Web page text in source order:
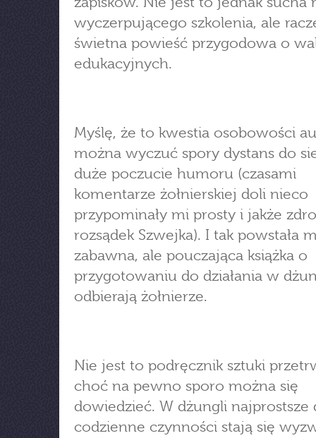
wyczerpującego szkolenia, ale
świetna powieść przygodowa o
edukacyjnych.
Myślę, że to kwestia osobowości
można wyczuć spory dystans do
duże poczucie humoru (czasami
komentarze żołnierskiej doli nieco
przypominały mi prosty i jakże
rozsądek Szwejka). I tak powstała
zabawna, ale pouczająca książka o
przygotowaniu do działania w
odbierają żołnierze.
Nie jest to podręcznik sztuki
choć na pewno sporo można się
dowiedzieć. W dżungli najprostsze
codzienne czynności stają się